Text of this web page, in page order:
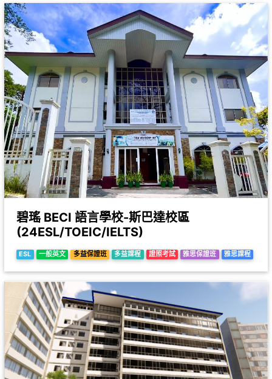
碧瑤 BECI 語言學校-斯巴達校區
(24ESL/TOEIC/IELTS)
ESL 一般英文 多益保證班 多益課程 證照考試 雅思保證班 雅思課程